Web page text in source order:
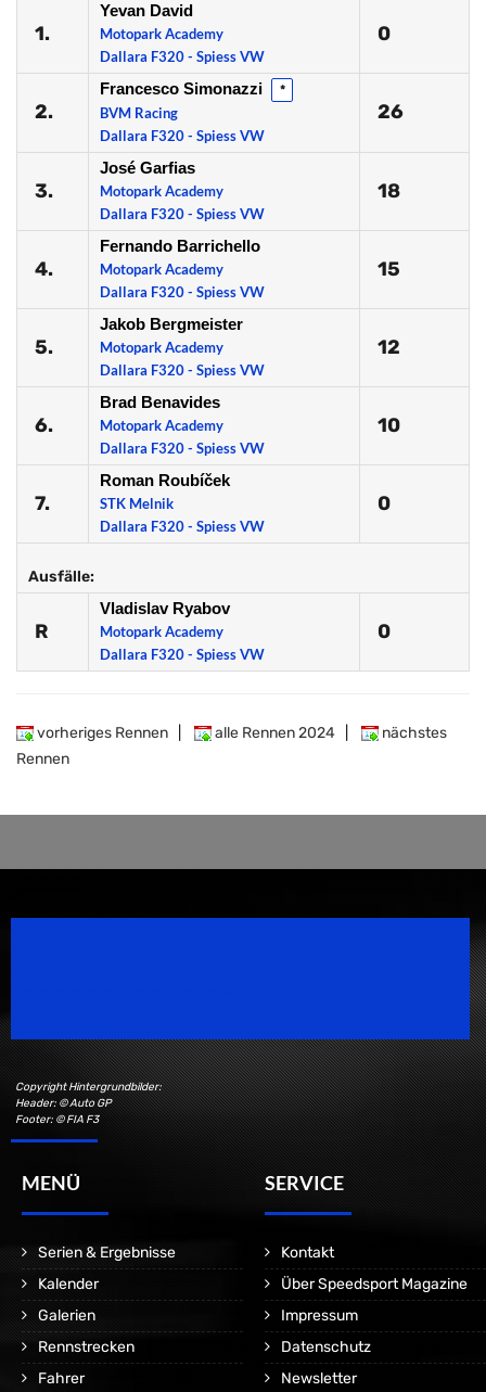
1.
Yevan David
Motopark Academy
Dallara F320 - Spiess VW
0
2.
Francesco Simonazzi *
BVM Racing
Dallara F320 - Spiess VW
26
3.
José Garfias
Motopark Academy
Dallara F320 - Spiess VW
18
4.
Fernando Barrichello
Motopark Academy
Dallara F320 - Spiess VW
15
5.
Jakob Bergmeister
Motopark Academy
Dallara F320 - Spiess VW
12
6.
Brad Benavides
Motopark Academy
Dallara F320 - Spiess VW
10
7.
Roman Roubíček
STK Melnik
Dallara F320 - Spiess VW
0
Ausfälle:
R
Vladislav Ryabov
Motopark Academy
Dallara F320 - Spiess VW
0
vorheriges Rennen alle Rennen 2024
nächstes
Rennen
Copyright Hintergrundbilder:
Header: © Auto GP
Footer: © FIA F3
MENÜ
Serien & Ergebnisse
Kalender
Galerien
Rennstrecken
Fahrer
SERVICE
Kontakt
Über Speedsport Magazine
Impressum
Datenschutz
Newsletter